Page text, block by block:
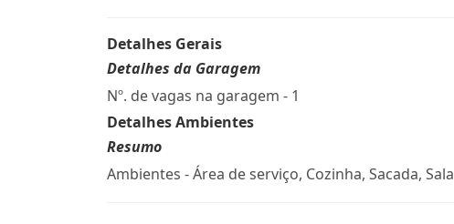
Detalhes Gerais
Detalhes da Garagem
Nº. de vagas na garagem - 1
Detalhes Ambientes
Resumo
Ambientes - Área de serviço, Cozinha, Sacada, Sala